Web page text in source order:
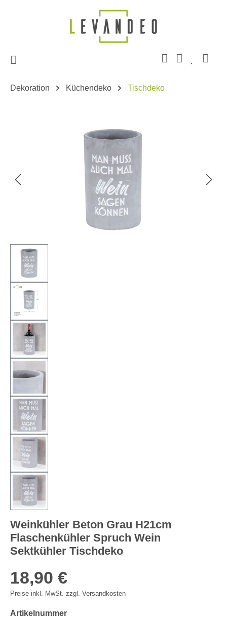
Zum Hauptinhalt springen
Dekoration Küchendeko Tischdeko
Bildergalerie überspringen
Weinkühler Beton Grau H21cm
Flaschenkühler Spruch Wein
Sektkühler Tischdeko
18,90 €
Preise inkl. MwSt. zzgl. Versandkosten
Artikelnummer